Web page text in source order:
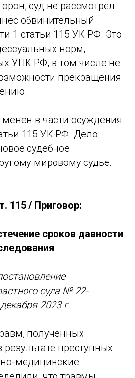
суд не рассмотрел
обвинительный
1 статьи 115 УК РФ. Это
норм,
УПК РФ, в том числе не
прекращения
в части осуждения
115 УК РФ. Дело
судебное
мировому судье.
115 / Приговор:
сроков давности
суда № 22-
2023 г.
полученных
преступных
медицинские